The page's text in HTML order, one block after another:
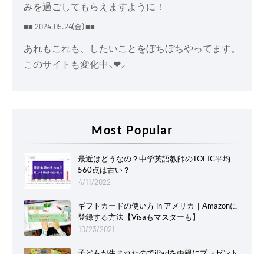
みを過ごしてもらえますように！
■■ 2024.05.24(金) ■■
あれもこれも、したいことをぼちぼちやってます。
このサイトも変化中⸜❤︎⸝
Most Popular
最近はどうなの？中学英語教師のTOEIC平均
560点は古い？
4/11/2022
ギフトカードの使い方 in アメリカ｜Amazonに
登録する方法【Visaもマスターも】
10/23/2021